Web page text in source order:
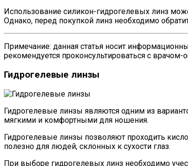
Использование силикон-гидрогелевых линз
Однако, перед покупкой линз необходимо
Примечание: данная статья носит
рекомендуется проконсультироваться с врачом-
Гидрогелевые линзы
Гидрогелевые линзы являются одним из
мягкими и комфортными для ношения.
Гидрогелевые линзы позволяют проходить
полезно для людей, склонных к сухости глаз.
При выборе гидрогелевых линз необходимо